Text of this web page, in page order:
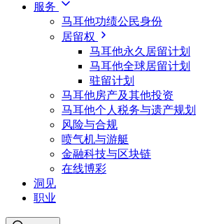
服务
马耳他功绩公民身份
居留权
马耳他永久居留计划
马耳他全球居留计划
驻留计划
马耳他房产及其他投资
马耳他个人税务与遗产规划
风险与合规
喷气机与游艇
金融科技与区块链
在线博彩
洞见
职业